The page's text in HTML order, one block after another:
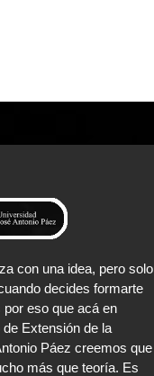
con una idea, pero solo
decides formarte
eso que acá en
Extensión de la
Páez creemos que
más que teoría. Es